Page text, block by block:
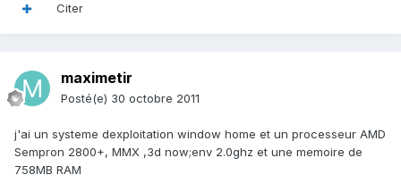
Citer
maximetir
Posté(e) 30 octobre 2011
j'ai un systeme dexploitation window home et un processeur AMD
Sempron 2800+, MMX ,3d now;env 2.0ghz et une memoire de
758MB RAM